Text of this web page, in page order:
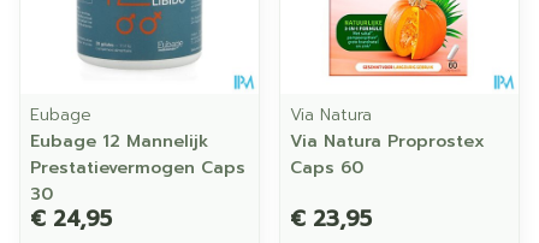
Eubage
Eubage 12 Mannelijk
Prestatievermogen Caps
30
€ 24,95
Via Natura
Via Natura Proprostex
Caps 60
€ 23,95